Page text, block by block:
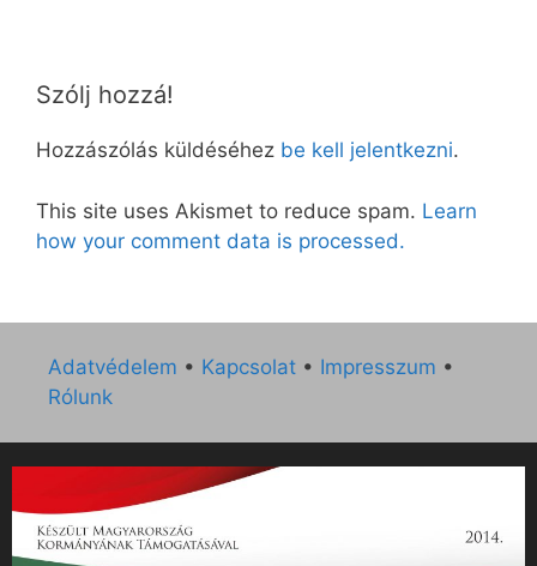
Szólj hozzá!
Hozzászólás küldéséhez be kell jelentkezni.
This site uses Akismet to reduce spam. Learn
how your comment data is processed.
Adatvédelem • Kapcsolat • Impresszum •
Rólunk